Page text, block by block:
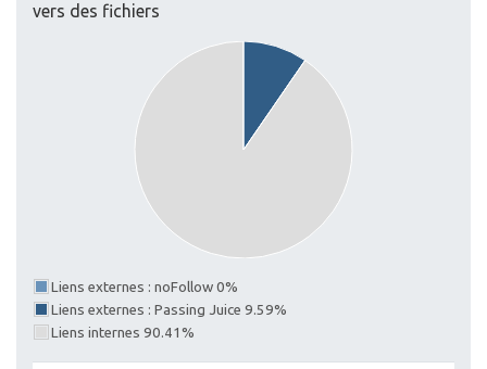
vers des fichiers
Liens externes : noFollow 0%
Liens externes : Passing Juice 9.59%
Liens internes 90.41%